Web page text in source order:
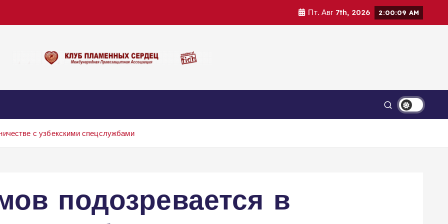
Пт. Авг 7th, 2026 2:00:11 AM
с узбекскими спецслужбами
подозревается в